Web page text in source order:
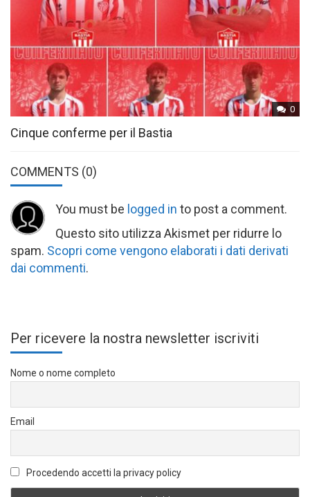
0
Cinque conferme per il Bastia
COMMENTS (0)
You must be logged in to post a comment.
Questo sito utilizza Akismet per ridurre lo
spam. Scopri come vengono elaborati i dati derivati
dai commenti.
Per ricevere la nostra newsletter iscriviti
Nome o nome completo
Email
Procedendo accetti la privacy policy